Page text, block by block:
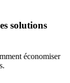
solutions
économiser